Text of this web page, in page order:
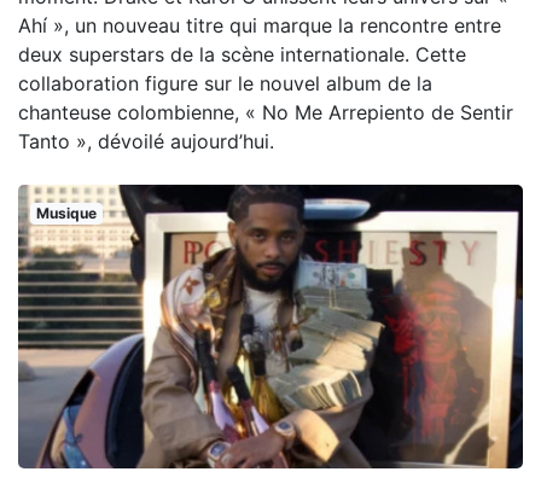
Ahí », un nouveau titre qui marque la rencontre entre
deux superstars de la scène internationale. Cette
collaboration figure sur le nouvel album de la
chanteuse colombienne, « No Me Arrepiento de Sentir
Tanto », dévoilé aujourd’hui.
Musique